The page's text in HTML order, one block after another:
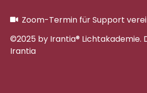
Zoom-Termin für Support
©2025 by Irantia® Lichtakademie.
Irantia